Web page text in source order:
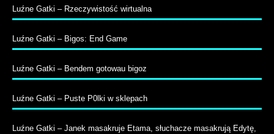
Luźne Gatki – Rzeczywistość wirtualna
Luźne Gatki – Bigos: End Game
Luźne Gatki – Bendem gotowau bigoz
Luźne Gatki – Puste P0lki w sklepach
Luźne Gatki – Janek masakruje Etama, słuchacze masakrują Edytę,